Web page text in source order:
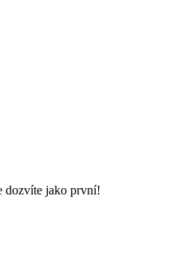
dozvíte jako první!